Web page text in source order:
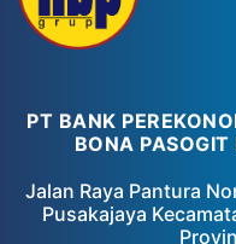
PT BANK
BONA
Jalan Raya Pantura
Pusakajaya